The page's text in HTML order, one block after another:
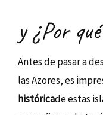
y ¿Por
Antes de pasar a
las Azores, es
históricade estas